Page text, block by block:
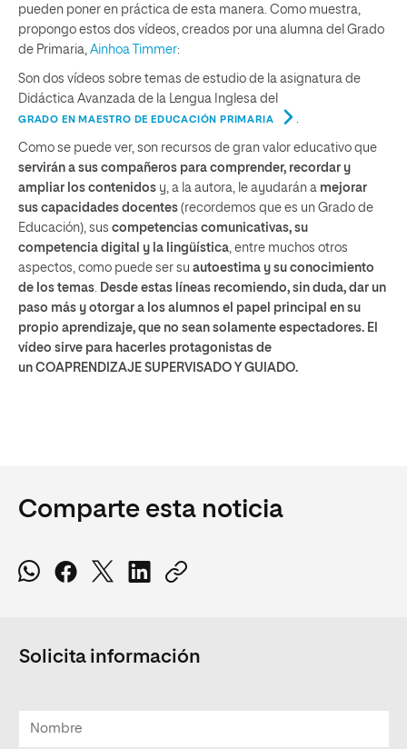
pueden poner en práctica de esta manera. Como muestra,
propongo estos dos vídeos, creados por una alumna del Grado
de Primaria, Ainhoa Timmer:
Son dos vídeos sobre temas de estudio de la asignatura de
Didáctica Avanzada de la Lengua Inglesa del
GRADO EN MAESTRO DE EDUCACIÓN PRIMARIA .
Como se puede ver, son recursos de gran valor educativo que
servirán a sus compañeros para comprender, recordar y
ampliar los contenidos y, a la autora, le ayudarán a mejorar
sus capacidades docentes (recordemos que es un Grado de
Educación), sus competencias comunicativas, su
competencia digital y la lingüística, entre muchos otros
aspectos, como puede ser su autoestima y su conocimiento
de los temas. Desde estas líneas recomiendo, sin duda, dar un
paso más y otorgar a los alumnos el papel principal en su
propio aprendizaje, que no sean solamente espectadores. El
vídeo sirve para hacerles protagonistas de
un COAPRENDIZAJE SUPERVISADO Y GUIADO.
Comparte esta noticia
Solicita información